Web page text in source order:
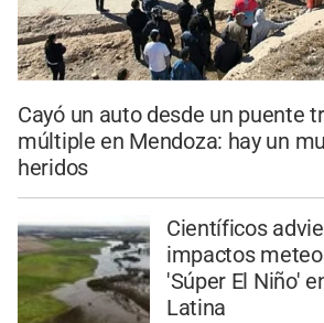
Cayó un auto desde un puente
múltiple en Mendoza: hay un
heridos
Científicos
impactos
'Súper El Niño'
Latina